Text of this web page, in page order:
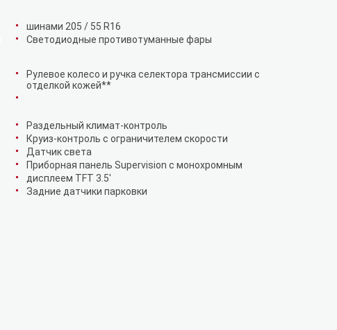
шинами 205 / 55 R16
Светодиодные противотуманные фары
Рулевое колесо и ручка селектора трансмиссии с
отделкой кожей**
Раздельный климат-контроль
Круиз-контроль с ограничителем скорости
Датчик света
Приборная панель Supervision c монохромным
дисплеем TFT 3.5'
Задние датчики парковки